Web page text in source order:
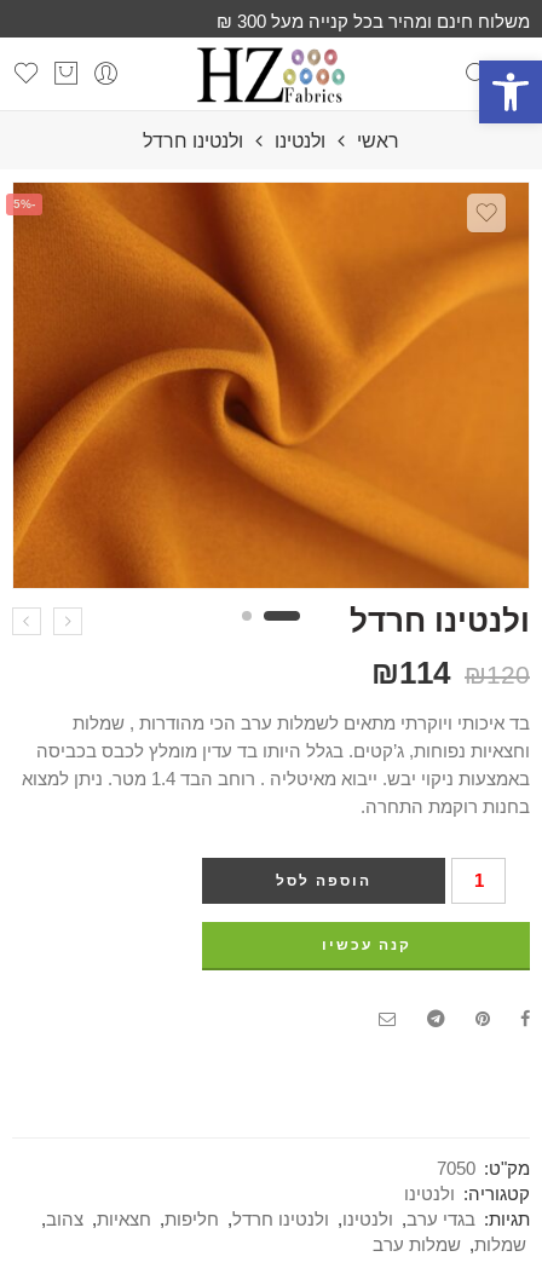
פתח סרגל נגישות
משלוח חינם ומהיר בכל קנייה מעל 300 ₪
ראשי ולנטינו ולנטינו חרדל
-5%
ולנטינו חרדל
₪120
₪114
בד איכותי ויוקרתי מתאים לשמלות ערב הכי מהודרות , שמלות
וחצאיות נפוחות, ג’קטים. בגלל היותו בד עדין מומלץ לכבס בכביסה
באמצעות ניקוי יבש. ייבוא מאיטליה . רוחב הבד 1.4 מטר. ניתן למצוא
בחנות רוקמת התחרה.
הוספה לסל
קנה עכשיו
מק"ט: 7050
קטגוריה: ולנטינו
תגיות: בגדי ערב, ולנטינו, ולנטינו חרדל, חליפות, חצאיות, צהוב,
שמלות, שמלות ערב